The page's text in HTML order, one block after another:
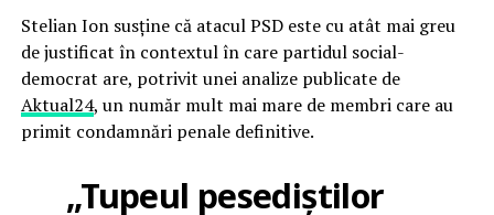
Stelian Ion susține că atacul PSD este cu atât mai greu
de justificat în contextul în care partidul social-
democrat are, potrivit unei analize publicate de
Aktual24, un număr mult mai mare de membri care au
primit condamnări penale definitive.
„Tupeul pesediștilor